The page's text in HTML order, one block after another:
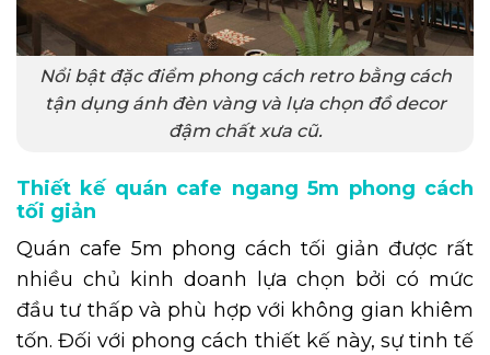
Nổi bật đặc điểm phong cách retro bằng cách
tận dụng ánh đèn vàng và lựa chọn đồ decor
đậm chất xưa cũ.
Thiết kế quán cafe ngang 5m phong cách
tối giản
Quán cafe 5m phong cách tối giản được rất
nhiều chủ kinh doanh lựa chọn bởi có mức
đầu tư thấp và phù hợp với không gian khiêm
tốn. Đối với phong cách thiết kế này, sự tinh tế